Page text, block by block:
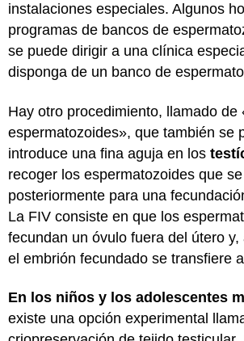
instalaciones especiales. Algunos
programas de bancos de
se puede dirigir a una clínica
disponga de un banco de
Hay otro procedimiento, llamado de
espermatozoides», que también se
introduce una fina aguja en los
recoger los espermatozoides que
posteriormente para una
La FIV consiste en que los
fecundan un óvulo fuera del útero y,
el embrión fecundado se transfiere
En los niños y los adolescentes
existe una opción experimental